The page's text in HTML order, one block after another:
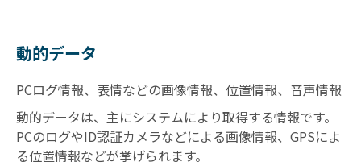
動的データ
PCログ情報、表情などの画像情報、位置情報、音声情報
動的データは、主にシステムにより取得する情報です。
PCのログやID認証カメラなどによる画像情報、GPSによ
る位置情報などが挙げられます。